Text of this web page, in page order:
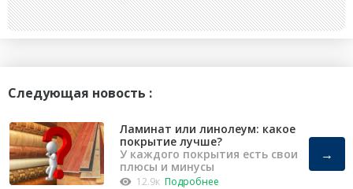
Следующая новость :
Ламинат или линолеум: какое
покрытие лучше?
У каждого покрытия есть свои
плюсы и минусы
12.9к Подробнее
→